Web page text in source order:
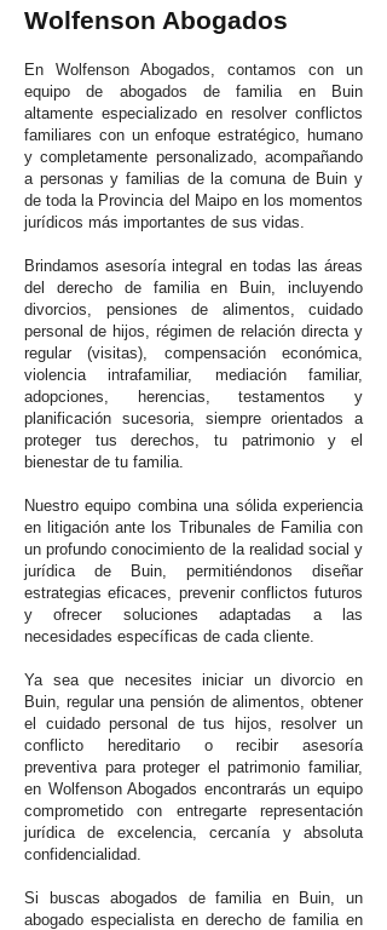
Wolfenson Abogados
En Wolfenson Abogados, contamos con un
equipo de abogados de familia en Buin
altamente especializado en resolver conflictos
familiares con un enfoque estratégico, humano
y completamente personalizado, acompañando
a personas y familias de la comuna de Buin y
de toda la Provincia del Maipo en los momentos
jurídicos más importantes de sus vidas.
Brindamos asesoría integral en todas las áreas
del derecho de familia en Buin, incluyendo
divorcios, pensiones de alimentos, cuidado
personal de hijos, régimen de relación directa y
regular (visitas), compensación económica,
violencia intrafamiliar, mediación familiar,
adopciones, herencias, testamentos y
planificación sucesoria, siempre orientados a
proteger tus derechos, tu patrimonio y el
bienestar de tu familia.
Nuestro equipo combina una sólida experiencia
en litigación ante los Tribunales de Familia con
un profundo conocimiento de la realidad social y
jurídica de Buin, permitiéndonos diseñar
estrategias eficaces, prevenir conflictos futuros
y ofrecer soluciones adaptadas a las
necesidades específicas de cada cliente.
Ya sea que necesites iniciar un divorcio en
Buin, regular una pensión de alimentos, obtener
el cuidado personal de tus hijos, resolver un
conflicto hereditario o recibir asesoría
preventiva para proteger el patrimonio familiar,
en Wolfenson Abogados encontrarás un equipo
comprometido con entregarte representación
jurídica de excelencia, cercanía y absoluta
confidencialidad.
Si buscas abogados de familia en Buin, un
abogado especialista en derecho de familia en